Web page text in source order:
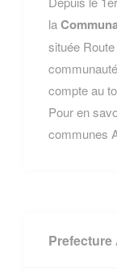
la
située
compte au
Pour en
communes
Prefecture